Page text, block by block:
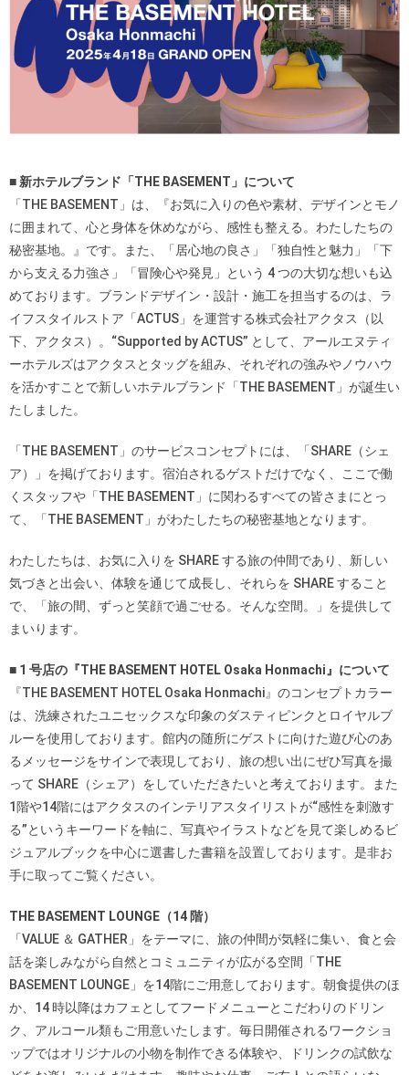
■ 新ホテルブランド「THE BASEMENT」について
「THE BASEMENT」は、『お気に入りの色や素材、デザインとモノ
に囲まれて、心と身体を休めながら、感性も整える。わたしたちの
秘密基地。』です。また、「居心地の良さ」「独自性と魅力」「下
から支える力強さ」「冒険心や発見」という 4 つの大切な想いも込
めております。ブランドデザイン・設計・施工を担当するのは、ラ
イフスタイルストア「ACTUS」を運営する株式会社アクタス（以
下、アクタス）。“Supported by ACTUS” として、アールエヌティ
ーホテルズはアクタスとタッグを組み、それぞれの強みやノウハウ
を活かすことで新しいホテルブランド「THE BASEMENT」が誕生い
たしました。
「THE BASEMENT」のサービスコンセプトには、「SHARE（シェ
ア）」を掲げております。宿泊されるゲストだけでなく、ここで働
くスタッフや「THE BASEMENT」に関わるすべての皆さまにとっ
て、「THE BASEMENT」がわたしたちの秘密基地となります。
わたしたちは、お気に入りを SHARE する旅の仲間であり、新しい
気づきと出会い、体験を通じて成長し、それらを SHARE すること
で、「旅の間、ずっと笑顔で過ごせる。そんな空間。」を提供して
まいります。
■ 1 号店の『THE BASEMENT HOTEL Osaka Honmachi』について
『THE BASEMENT HOTEL Osaka Honmachi』のコンセプトカラー
は、洗練されたユニセックスな印象のダスティピンクとロイヤルブ
ルーを使用しております。館内の随所にゲストに向けた遊び心のあ
るメッセージをサインで表現しており、旅の想い出にぜひ写真を撮
って SHARE（シェア）をしていただきたいと考えております。また
1階や14階にはアクタスのインテリアスタイリストが“感性を刺激す
る”というキーワードを軸に、写真やイラストなどを見て楽しめるビ
ジュアルブックを中心に選書した書籍を設置しております。是非お
手に取ってご覧ください。
THE BASEMENT LOUNGE（14 階）
「VALUE ＆ GATHER」をテーマに、旅の仲間が気軽に集い、食と会
話を楽しみながら自然とコミュニティが広がる空間「THE
BASEMENT LOUNGE」を14階にご用意しております。朝食提供のほ
か、14 時以降はカフェとしてフードメニューとこだわりのドリン
ク、アルコール類もご用意いたします。毎日開催されるワークショ
ップではオリジナルの小物を制作できる体験や、ドリンクの試飲な